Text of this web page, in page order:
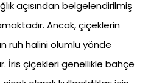
açısından belgelendirilmiş
Ancak, çiçeklerin
ruh halini olumlu yönde
İris çiçekleri genellikle bahçe